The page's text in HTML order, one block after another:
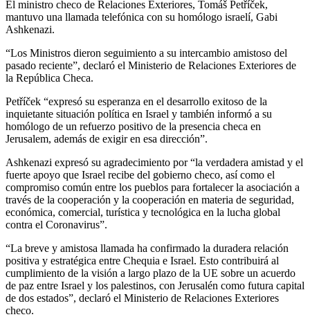
El ministro checo de Relaciones Exteriores, Tomáš Petříček,
mantuvo una llamada telefónica con su homólogo israelí, Gabi
Ashkenazi.
“Los Ministros dieron seguimiento a su intercambio amistoso del
pasado reciente”, declaró el Ministerio de Relaciones Exteriores de
la República Checa.
Petříček “expresó su esperanza en el desarrollo exitoso de la
inquietante situación política en Israel y también informó a su
homólogo de un refuerzo positivo de la presencia checa en
Jerusalem, además de exigir en esa dirección”.
Ashkenazi expresó su agradecimiento por “la verdadera amistad y el
fuerte apoyo que Israel recibe del gobierno checo, así como el
compromiso común entre los pueblos para fortalecer la asociación a
través de la cooperación y la cooperación en materia de seguridad,
económica, comercial, turística y tecnológica en la lucha global
contra el Coronavirus”.
“La breve y amistosa llamada ha confirmado la duradera relación
positiva y estratégica entre Chequia e Israel. Esto contribuirá al
cumplimiento de la visión a largo plazo de la UE sobre un acuerdo
de paz entre Israel y los palestinos, con Jerusalén como futura capital
de dos estados”, declaró el Ministerio de Relaciones Exteriores
checo.